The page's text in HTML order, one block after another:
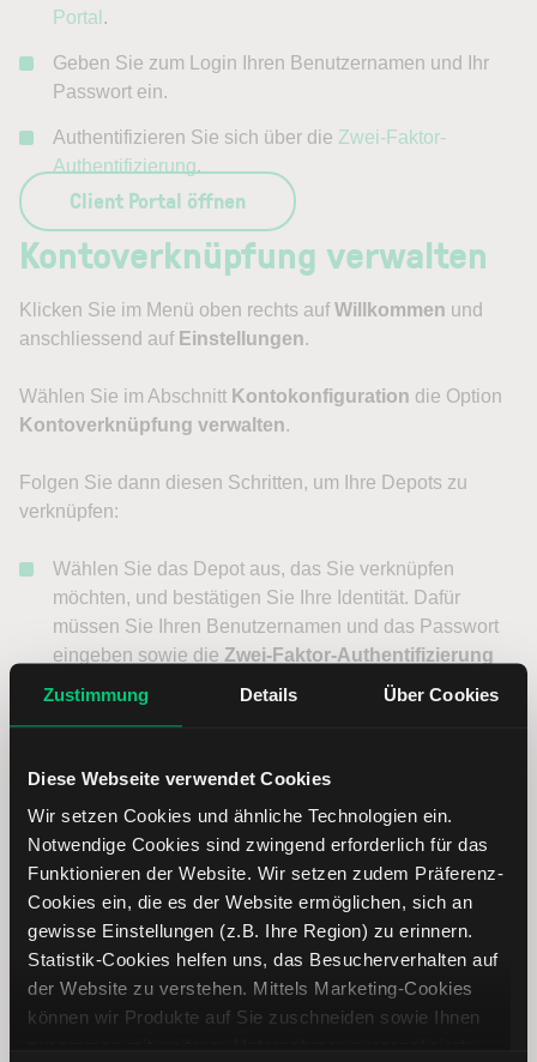
Zustimmung Details Über Cookies
Diese Webseite verwendet Cookies
Wir setzen Cookies und ähnliche Technologien ein.
Notwendige Cookies sind zwingend erforderlich für das
Funktionieren der Website. Wir setzen zudem Präferenz-
Cookies ein, die es der Website ermöglichen, sich an
gewisse Einstellungen (z.B. Ihre Region) zu erinnern.
Statistik-Cookies helfen uns, das Besucherverhalten auf
der Website zu verstehen. Mittels Marketing-Cookies
können wir Produkte auf Sie zuschneiden sowie Ihnen
Portal .
Geben Sie zum Login Ihren Benutzernamen und Ihr
Passwort ein.
Authentifizieren Sie sich über die Zwei-Faktor-
Authentifizierung.
Client Portal öffnen
Kontoverknüpfung verwalten
Klicken Sie im Menü oben rechts aufWillkommen und
anschliessend auf Einstellungen.
Wählen Sie im Abschnitt Kontokonfiguration die Option
Kontoverknüpfung verwalten.
Folgen Sie dann diesen Schritten, um Ihre Depots zu
verknüpfen:
Wählen Sie das Depot aus, das Sie verknüpfen
möchten, und bestätigen Sie Ihre Identität. Dafür
müssen Sie Ihren Benutzernamen und das Passwort
eingeben sowie die Zwei-Faktor-Authentifizierung
durchführen.
Überprüfen Sie auf der nächsten Seite Ihr Finanzprofil
angezeigten Informationen korrekt sind.
Marktdaten-Abonnements
indem Sie die gewünschten Optionen auswählen.
Ihre Anfrage, die Depots unter einem einzigen